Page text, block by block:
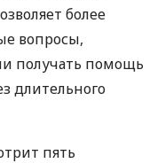
более
вопросы,
получать помощь
длительного
пять